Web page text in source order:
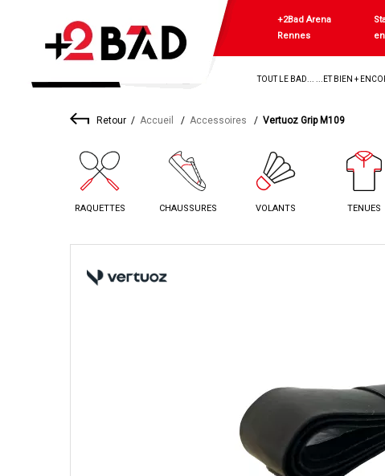
+2Bad Arena
Rennes
TOUT LE BAD... ...ET BIEN +
Retour Accueil Accessoires Vertuoz Grip M109
RAQUETTES CHAUSSURES VOLANTS TENUES